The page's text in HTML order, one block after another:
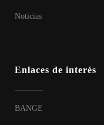
Noticias
Enlaces de interés
BANGE